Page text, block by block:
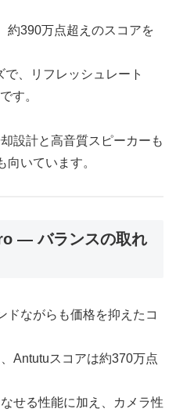
約390万点超えのスコアを
、リフレッシュレート
す。
設計と高音質スピーカーも
いています。
― バランスの取れ
ドながらも価格を抑えたコ
Antutuスコアは約370万点
せる性能に加え、カメラ性